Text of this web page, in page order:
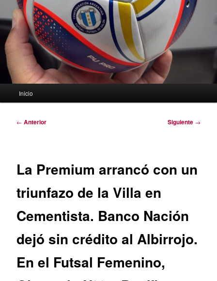
Inicio
Navegación
← Anterior Siguiente →
La Premium arrancó con un
triunfazo de la Villa en
Cementista. Banco Nación
dejó sin crédito al Albirrojo.
En el Futsal Femenino,